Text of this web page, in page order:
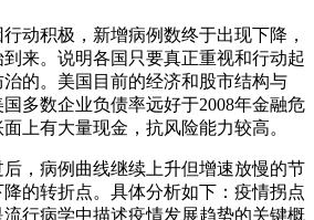
动积极，新增病例数终于出现下降，
来。说明各国只要真正重视和行动起
的。美国目前的经济和股市结构与
多数企业负债率远好于2008年金融危
上有大量现金，抗风险能力较高。
，病例曲线继续上升但增速放慢的节
的转折点。具体分析如下：疫情拐点
行病学中描述疫情发展趋势的关键概